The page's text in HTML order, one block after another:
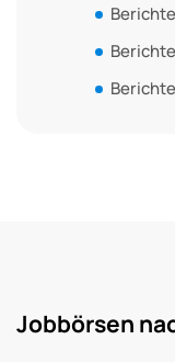
Jobbörsen